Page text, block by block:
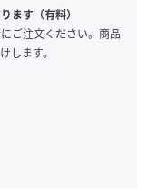
なりにくく、手洗い
ナー次第で長い期間
ます（有料）
ご注文ください。商品
します。